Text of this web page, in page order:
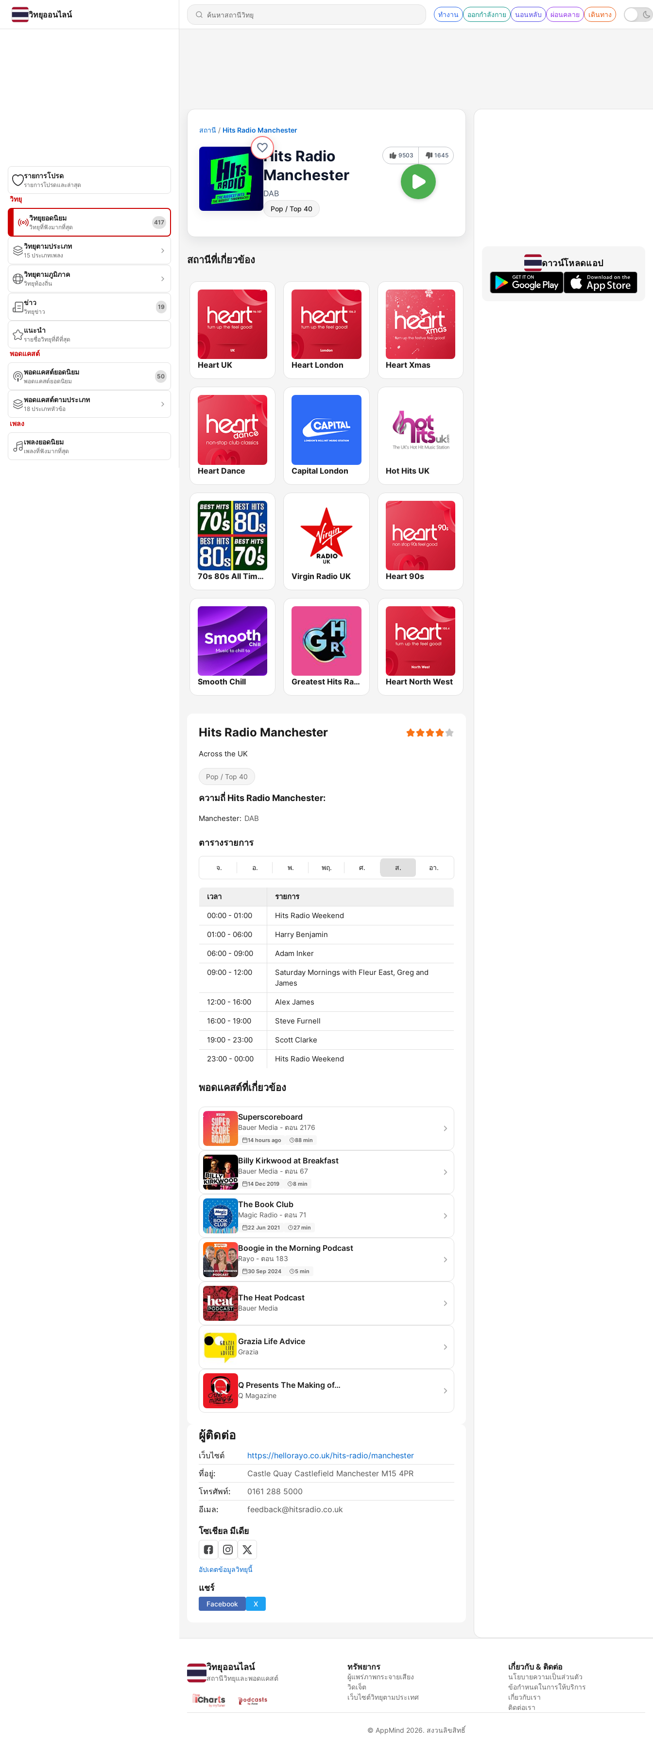
วิทยุออนไลน์ ทำงาน ออกกำลังกาย นอนหลับ ผ่อนคลาย เดินทาง
รายการโปรด
รายการโปรดและล่าสุด
วิทยุ
วิทยุยอดนิยม
วิทยุที่ฟังมากที่สุด
417
วิทยุตามประเภท
15 ประเภทเพลง
วิทยุตามภูมิภาค
วิทยุท้องถิ่น
ข่าว
วิทยุข่าว
19
แนะนำ
รายชื่อวิทยุที่ดีที่สุด
พอดแคสต์
พอดแคสต์ยอดนิยม
พอดแคสต์ยอดนิยม
50
พอดแคสต์ตามประเภท
18 ประเภทหัวข้อ
เพลง
เพลงยอดนิยม
เพลงที่ฟังมากที่สุด
สถานี Hits Radio Manchester
Hits Radio
Manchester
DAB
Pop / Top 40
9503 1645
สถานีที่เกี่ยวข้อง
Heart UK Heart London Heart Xmas
Heart Dance Capital London Hot Hits UK
70s 80s All Time Greatest Virgin Radio UK Heart 90s
Smooth Chill Greatest Hits Radio South Coast Heart North West
Hits Radio Manchester
Across the UK
Pop / Top 40
ความถี่ Hits Radio Manchester:
Manchester: DAB
ตารางรายการ
จ. อ. พ. พฤ. ศ. ส. อา.
เวลา รายการ
00:00 - 01:00 Hits Radio Weekend
01:00 - 06:00 Harry Benjamin
06:00 - 09:00 Adam Inker
09:00 - 12:00
Saturday Mornings with Fleur East, Greg and
James
12:00 - 16:00 Alex James
16:00 - 19:00 Steve Furnell
19:00 - 23:00 Scott Clarke
23:00 - 00:00 Hits Radio Weekend
พอดแคสต์ที่เกี่ยวข้อง
Superscoreboard
Bauer Media - ตอน 2176
14 hours ago 88 min
Billy Kirkwood at Breakfast
Bauer Media - ตอน 67
14 Dec 2019 8 min
The Book Club
Magic Radio - ตอน 71
22 Jun 2021 27 min
Boogie in the Morning Podcast
Rayo - ตอน 183
30 Sep 2024 5 min
The Heat Podcast
Bauer Media
Grazia Life Advice
Grazia
Q Presents The Making of…
Q Magazine
ผู้ติดต่อ
เว็บไซต์
https://hellorayo.co.uk/hits-radio/manchester
ที่อยู่:
Castle Quay Castlefield Manchester M15 4PR
โทรศัพท์:
0161 288 5000
อีเมล:
feedback@hitsradio.co.uk
โซเชียล มีเดีย
อัปเดตข้อมูลวิทยุนี้
แชร์
Facebook X
ดาวน์โหลดแอป
วิทยุออนไลน์
สถานีวิทยุและพอดแคสต์
ทรัพยากร
ผู้แพร่ภาพกระจายเสียง
วิดเจ็ต
เว็บไซต์วิทยุตามประเทศ
เกี่ยวกับ & ติดต่อ
นโยบายความเป็นส่วนตัว
ข้อกำหนดในการให้บริการ
เกี่ยวกับเรา
ติดต่อเรา
© AppMind 2026. สงวนลิขสิทธิ์